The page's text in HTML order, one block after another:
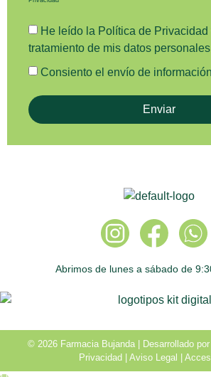
He leído la Política de Privacidad
tratamiento de mis datos personales
Consiento el envío de
Enviar
Abrimos de lunes a sábado de
© 2026 Farmacia Bujanda | Desarrollado por
Privacidad | Aviso Legal |